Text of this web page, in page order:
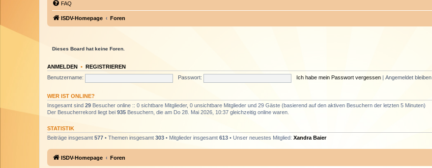
FAQ
ISDV-Homepage Foren
Dieses Board hat keine Foren.
ANMELDEN • REGISTRIEREN
Benutzername:
Passwort: Ich habe mein Passwort vergessen Angemeldet bleiben
WER IST ONLINE?
Insgesamt sind 29 Besucher online :: 0 sichtbare Mitglieder, 0 unsichtbare Mitglieder und 29 Gäste (basierend auf den aktiven Besuchern der letzten 5 Minuten)
Der Besucherrekord liegt bei 935 Besuchern, die am Do 28. Mai 2026, 10:37 gleichzeitig online waren.
STATISTIK
Beiträge insgesamt 577 • Themen insgesamt 303 • Mitglieder insgesamt 613 • Unser neuestes Mitglied: Xandra Baier
ISDV-Homepage Foren